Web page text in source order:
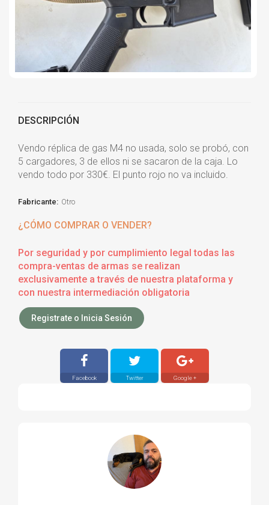
DESCRIPCIÓN
Vendo réplica de gas M4 no usada, solo se probó, con
5 cargadores, 3 de ellos ni se sacaron de la caja. Lo
vendo todo por 330€. El punto rojo no va incluido.
Fabricante: Otro
¿CÓMO COMPRAR O VENDER?
Por seguridad y por cumplimiento legal todas las
compra-ventas de armas se realizan
exclusivamente a través de nuestra plataforma y
con nuestra intermediación obligatoria
Registrate o Inicia Sesión
Facebook Twitter Google +